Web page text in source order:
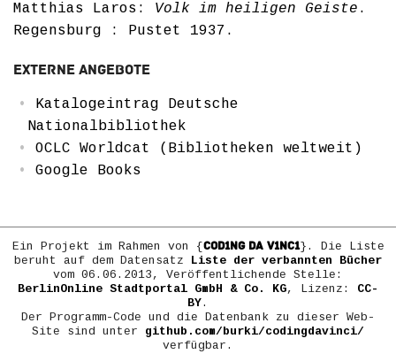
Matthias Laros: Volk im heiligen Geiste .
Regensburg : Pustet 1937.
Externe Angebote
Katalogeintrag Deutsche
Nationalbibliothek
OCLC Worldcat (Bibliotheken weltweit)
Google Books
Ein Projekt im Rahmen von {COD1NG DA V1NC1}. Die Liste
beruht auf dem Datensatz Liste der verbannten Bücher
vom 06.06.2013, Veröffentlichende Stelle:
BerlinOnline Stadtportal GmbH & Co. KG, Lizenz: CC-
BY.
Der Programm-Code und die Datenbank zu dieser Web-
Site sind unter github.com/burki/codingdavinci/
verfügbar.